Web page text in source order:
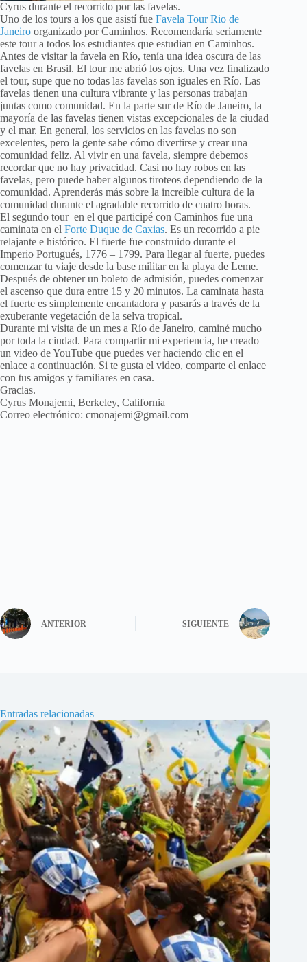
Cyrus durante el recorrido por las favelas.
Uno de los tours a los que asistí fue Favela Tour Rio de
Janeiro organizado por Caminhos. Recomendaría seriamente
este tour a todos los estudiantes que estudian en Caminhos.
Antes de visitar la favela en Río, tenía una idea oscura de las
favelas en Brasil. El tour me abrió los ojos. Una vez finalizado
el tour, supe que no todas las favelas son iguales en Río. Las
favelas tienen una cultura vibrante y las personas trabajan
juntas como comunidad. En la parte sur de Río de Janeiro, la
mayoría de las favelas tienen vistas excepcionales de la ciudad
y el mar. En general, los servicios en las favelas no son
excelentes, pero la gente sabe cómo divertirse y crear una
comunidad feliz. Al vivir en una favela, siempre debemos
recordar que no hay privacidad. Casi no hay robos en las
favelas, pero puede haber algunos tiroteos dependiendo de la
comunidad. Aprenderás más sobre la increíble cultura de la
comunidad durante el agradable recorrido de cuatro horas.
El segundo tour en el que participé con Caminhos fue una
caminata en el Forte Duque de Caxias. Es un recorrido a pie
relajante e histórico. El fuerte fue construido durante el
Imperio Portugués, 1776 – 1799. Para llegar al fuerte, puedes
comenzar tu viaje desde la base militar en la playa de Leme.
Después de obtener un boleto de admisión, puedes comenzar
el ascenso que dura entre 15 y 20 minutos. La caminata hasta
el fuerte es simplemente encantadora y pasarás a través de la
exuberante vegetación de la selva tropical.
Durante mi visita de un mes a Río de Janeiro, caminé mucho
por toda la ciudad. Para compartir mi experiencia, he creado
un video de YouTube que puedes ver haciendo clic en el
enlace a continuación. Si te gusta el video, comparte el enlace
con tus amigos y familiares en casa.
Gracias.
Cyrus Monajemi, Berkeley, California
Correo electrónico: cmonajemi@gmail.com
ANTERIOR SIGUIENTE
Entradas relacionadas